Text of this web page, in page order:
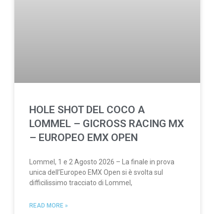
HOLE SHOT DEL COCO A
LOMMEL – GICROSS RACING MX
– EUROPEO EMX OPEN
Lommel, 1 e 2 Agosto 2026 – La finale in prova
unica dell’Europeo EMX Open si è svolta sul
difficilissimo tracciato di Lommel,
READ MORE »